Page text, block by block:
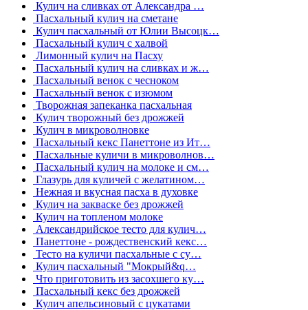
Кулич на сливках от Александра …
Пасхальный кулич на сметане
Кулич пасхальный от Юлии Высоцк…
Пасхальный кулич с халвой
Лимонный кулич на Пасху
Пасхальный кулич на сливках и ж…
Пасхальный венок с чесноком
Пасхальный венок с изюмом
Творожная запеканка пасхальная
Кулич творожный без дрожжей
Кулич в микроволновке
Пасхальный кекс Панеттоне из Ит…
Пасхальные куличи в микроволнов…
Пасхальный кулич на молоке и см…
Глазурь для куличей с желатином…
Нежная и вкусная пасха в духовке
Кулич на закваске без дрожжей
Кулич на топленом молоке
Александрийское тесто для кулич…
Панеттоне - рождественский кекс…
Тесто на куличи пасхальные с су…
Кулич пасхальный "Мокрый&q…
Что приготовить из засохшего ку…
Пасхальный кекс без дрожжей
Кулич апельсиновый с цукатами